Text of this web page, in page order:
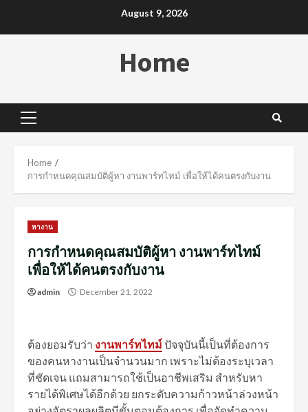
August 9, 2026
Home
Primary
Home
การกำหนดคุณสมบัติผู้หา งานพาร์ทไทม์ เพื่อให้ได้คนตรงกับงาน
หางาน
การกำหนดคุณสมบัติผู้หา งานพาร์ทไทม์
เพื่อให้ได้คนตรงกับงาน
admin December 21, 2022
ต้องยอมรับว่า งานพาร์ทไทม์ปัจจุบันนี้เป็นที่ต้องการ
ของคนหางานเป็นจำนวนมาก เพราะไม่ต้องระบุเวลา
ที่ชัดเจน แถมสามารถใช้เป็นอาชีพเสริม สำหรับหา
รายได้พิเศษได้อีกด้วย ยกระดับความก้าวหน้าล่วงหน้า